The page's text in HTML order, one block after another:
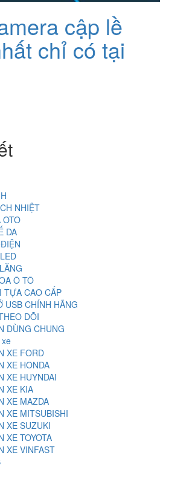
cập lề
chỉ có tại
NHIỆT
OTO
DA
Ô TÔ
TỰA CAO CẤP
USB CHÍNH HÃNG
DÕI
DÙNG CHUNG
XE FORD
XE HONDA
XE HUYNDAI
XE KIA
XE MAZDA
XE MITSUBISHI
XE SUZUKI
XE TOYOTA
XE VINFAST